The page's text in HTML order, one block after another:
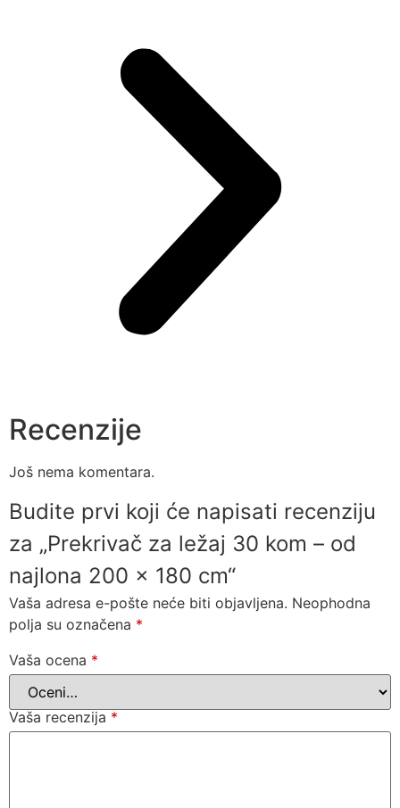
Recenzije
Još nema komentara.
Budite prvi koji će napisati recenziju
za „Prekrivač za ležaj 30 kom – od
najlona 200 x 180 cm“
Vaša adresa e-pošte neće biti objavljena. Neophodna
polja su označena *
Vaša ocena *
Vaša recenzija *